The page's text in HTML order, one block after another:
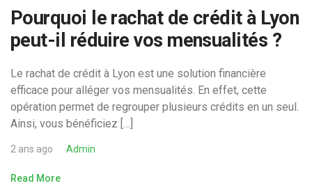
Pourquoi le rachat de crédit à Lyon
peut-il réduire vos mensualités ?
Le rachat de crédit à Lyon est une solution financière
efficace pour alléger vos mensualités. En effet, cette
opération permet de regrouper plusieurs crédits en un seul.
Ainsi, vous bénéficiez […]
2 ans ago Admin
Read More